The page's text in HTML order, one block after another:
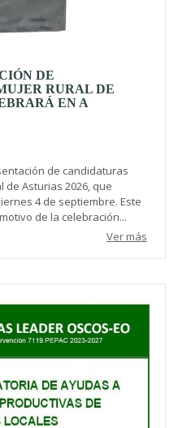
DE
RURAL DE
EN A
de candidaturas
de Asturias 2026, que
4 de septiembre. Este
de la celebración...
Ver más